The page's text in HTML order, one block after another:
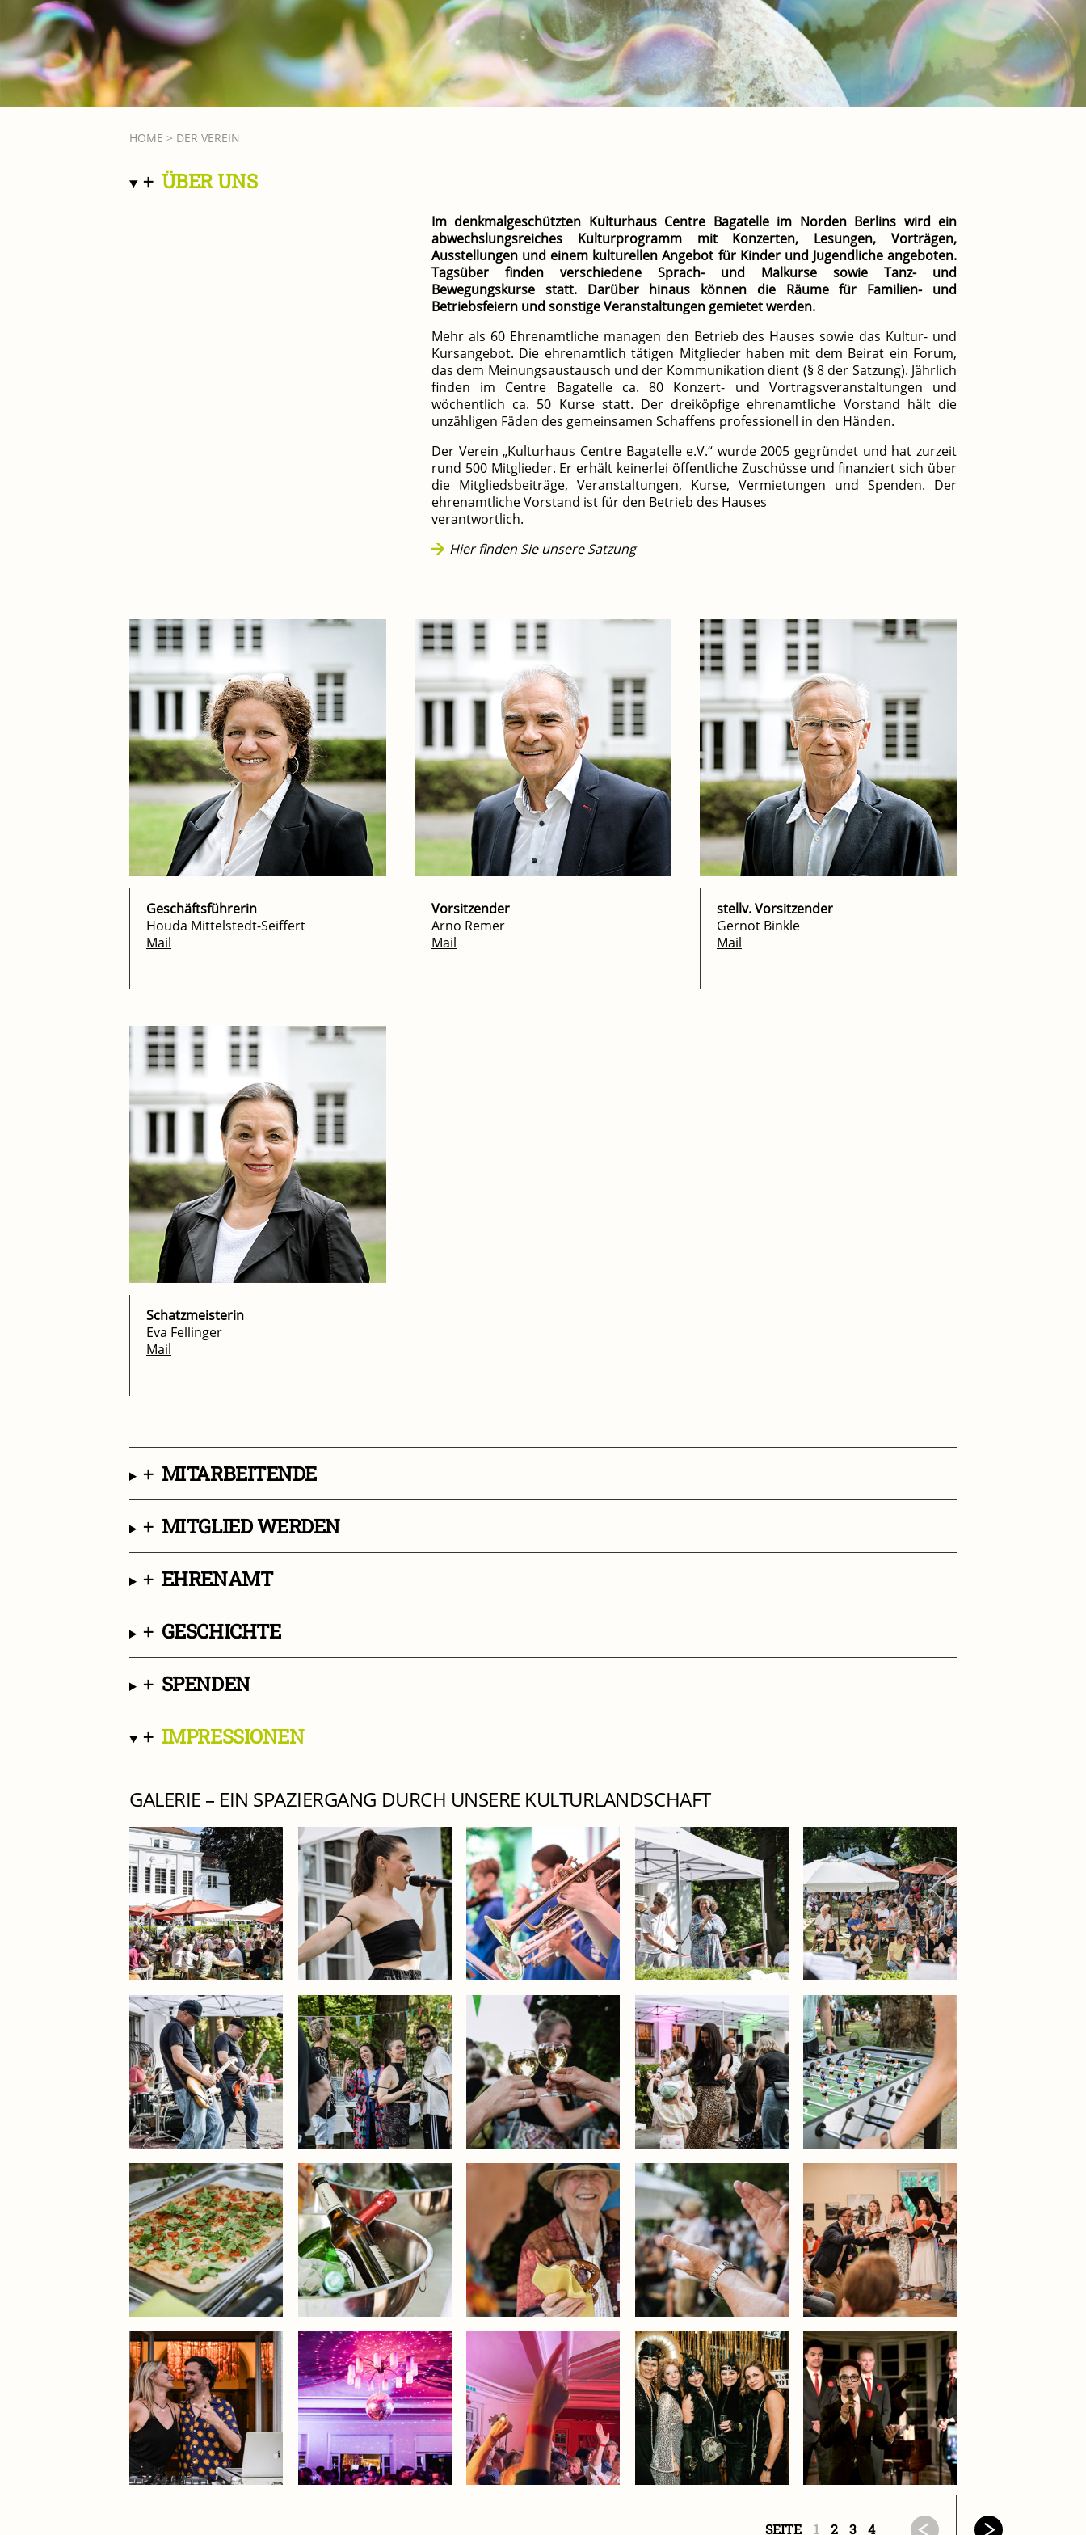
HOME > DER VEREIN
+ ÜBER UNS
Im denkmalgeschützten Kulturhaus Centre Bagatelle im Norden Berlins wird ein
abwechslungsreiches Kulturprogramm mit Konzerten, Lesungen, Vorträgen,
Ausstellungen und einem kulturellen Angebot für Kinder und Jugendliche angeboten.
Tagsüber finden verschiedene Sprach- und Malkurse sowie Tanz- und
Bewegungskurse statt. Darüber hinaus können die Räume für Familien- und
Betriebsfeiern und sonstige Veranstaltungen gemietet werden.
Mehr als 60 Ehrenamtliche managen den Betrieb des Hauses sowie das Kultur- und
Kursangebot. Die ehrenamtlich tätigen Mitglieder haben mit dem Beirat ein Forum,
das dem Meinungsaustausch und der Kommunikation dient (§ 8 der Satzung). Jährlich
finden im Centre Bagatelle ca. 80 Konzert- und Vortragsveranstaltungen und
wöchentlich ca. 50 Kurse statt. Der dreiköpfige ehrenamtliche Vorstand hält die
unzähligen Fäden des gemeinsamen Schaffens professionell in den Händen.
Der Verein „Kulturhaus Centre Bagatelle e.V.“ wurde 2005 gegründet und hat zurzeit
rund 500 Mitglieder. Er erhält keinerlei öffentliche Zuschüsse und finanziert sich über
die Mitgliedsbeiträge, Veranstaltungen, Kurse, Vermietungen und Spenden. Der
ehrenamtliche Vorstand ist für den Betrieb des Hauses
verantwortlich.
Hier finden Sie unsere Satzung
Geschäftsführerin
Houda Mittelstedt-Seiffert
Mail
Vorsitzender
Arno Remer
Mail
stellv. Vorsitzender
Gernot Binkle
Mail
Schatzmeisterin
Eva Fellinger
Mail
+ MITARBEITENDE
+ MITGLIED WERDEN
+ EHRENAMT
+ GESCHICHTE
+ SPENDEN
+ IMPRESSIONEN
GALERIE – EIN SPAZIERGANG DURCH UNSERE KULTURLANDSCHAFT
SEITE 1 2 3 4